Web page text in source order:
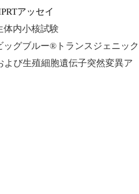
アッセイ
体内小核試験
ッグブルー®トランスジェニック
よび生殖細胞遺伝子突然変異ア